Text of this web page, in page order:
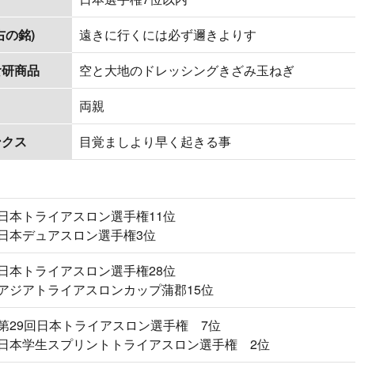
の銘)
遠きに行くには必ず邇きよりす
商品
空と大地のドレッシングきざみ玉ねぎ
両親
ス
目覚ましより早く起きる事
本トライアスロン選手権11位
本デュアスロン選手権3位
本トライアスロン選手権28位
ジアトライアスロンカップ蒲郡15位
29回日本トライアスロン選手権 7位
本学生スプリントトライアスロン選手権 2位